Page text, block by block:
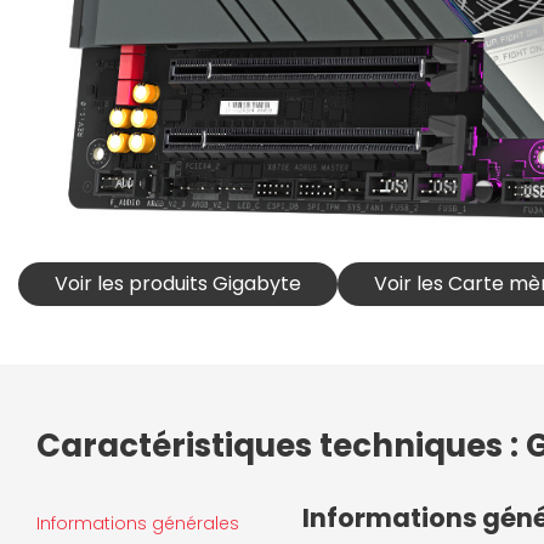
Voir les produits Gigabyte Voir les Carte
Caractéristiques techniques :
Informations générales
Informations